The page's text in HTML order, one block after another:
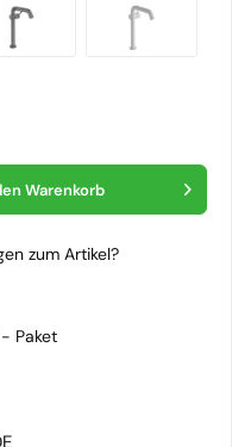
Warenkorb
zum Artikel?
- Paket